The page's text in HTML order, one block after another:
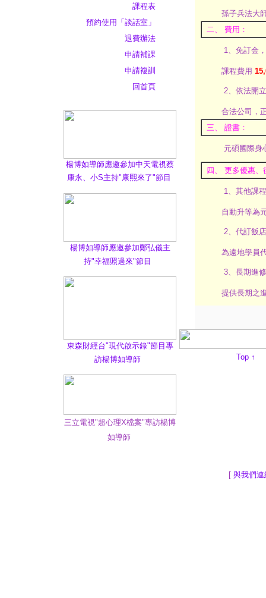
課程表
預約使用「談話室」
退費辦法
申請補課
申請複訓
回首頁
楊博如導師應邀參加中天電視蔡
康永、小S主持"康熙來了"節目
楊博如導師應邀參加鄭弘儀主
持"幸福照過來"節目
東森財經台"現代啟示錄"節目專
訪楊博如導師
三立電視"超心理X檔案"專訪楊博
如導師
孫子兵法大
二、 費用：
1、免訂金
課程費用
2、依法開
合法公司，
三、 證書：
元碩國際身
四、 更多優惠、
1、其他課
自動升等為
2、代訂飯店
為遠地學員
3、長期進
提供長期之
Top↑
[ 與我們連